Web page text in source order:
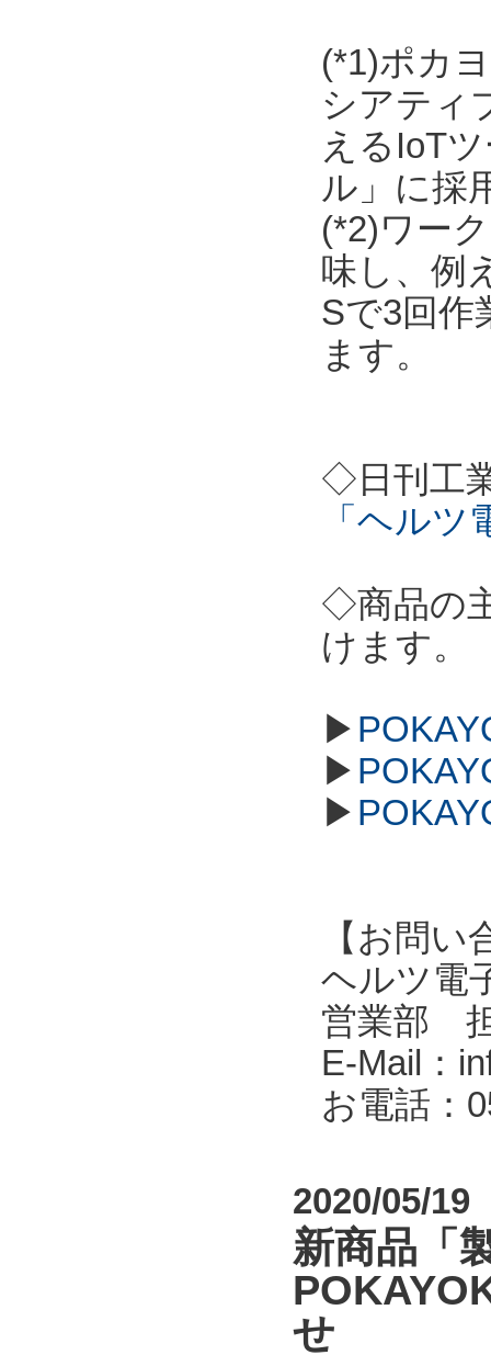
(*1)ポカ
シアティ
えるIoT
ル」に採
(*2)ワー
味し、例
Sで3回作
ます。
◇日刊工
「ヘル
◇商品の
けます。
▶
▶
▶
【お問い
ヘルツ電
営業部
E-Mail：
お電話：
2020/05/19
新商品「
せ